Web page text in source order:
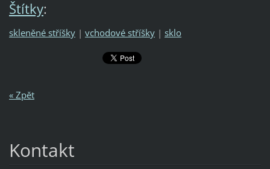
Štítky:
skleněné stříšky | vchodové stříšky | sklo
« Zpět
Kontakt